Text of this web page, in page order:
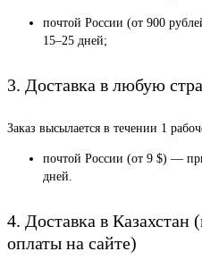
почтой России (от 900
15–25 дней;
3. Доставка в любую
Заказ высылается в течении 1
почтой России (от 9 $) —
дней.
4. Доставка в
оплаты на сайте)